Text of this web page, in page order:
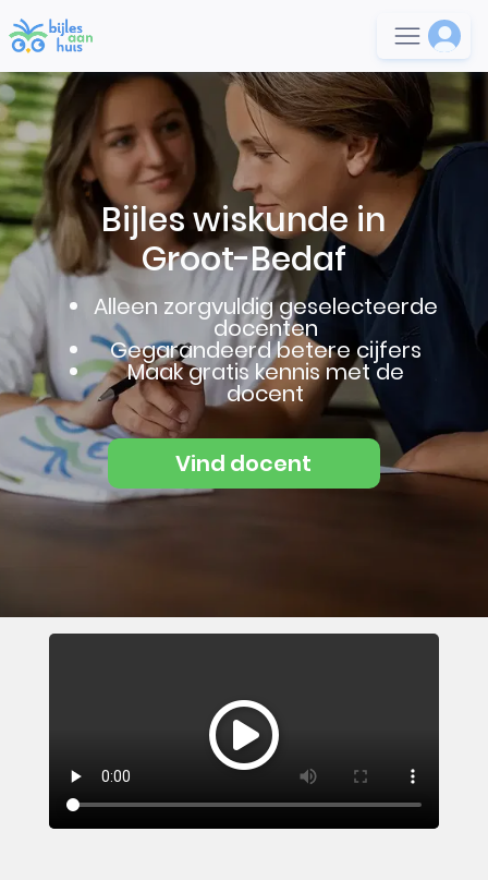
Bijles wiskunde in
Groot-Bedaf
Alleen zorgvuldig geselecteerde
docenten
Gegarandeerd betere cijfers
Maak gratis kennis met de
docent
Vind docent